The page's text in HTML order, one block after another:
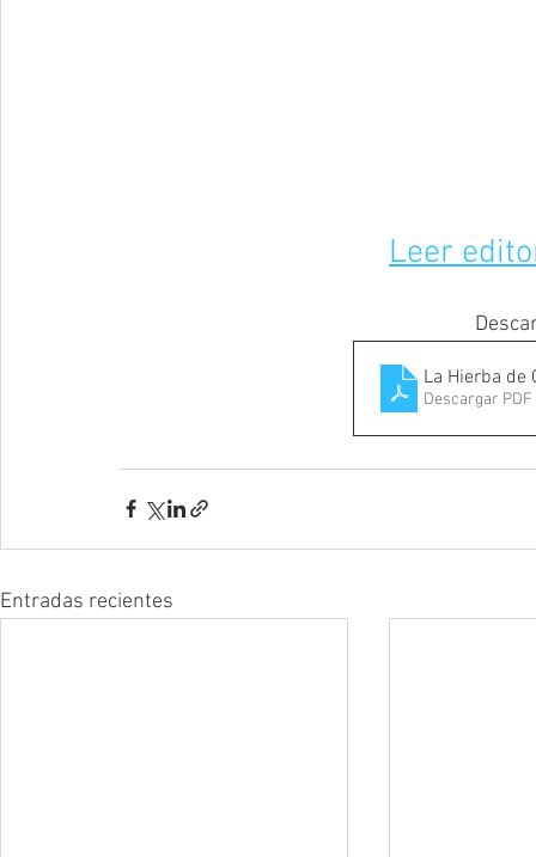
Leer
La Hierba de
Descargar PDF
Entradas recientes